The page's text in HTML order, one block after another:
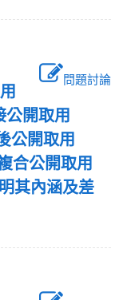
問題討論
開取用
公開取用
合公開取用
其內涵及差